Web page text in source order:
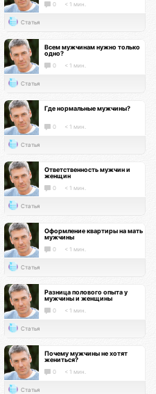
0 < 1 мин.
Статья
Всем мужчинам нужно только
одно?
0 < 1 мин.
Статья
Где нормальные мужчины?
0 < 1 мин.
Статья
Ответственность мужчин и
женщин
0 < 1 мин.
Статья
Оформление квартиры на мать
мужчины
0 < 1 мин.
Статья
Разница полового опыта у
мужчины и женщины
0 < 1 мин.
Статья
Почему мужчины не хотят
жениться?
0 < 1 мин.
Статья